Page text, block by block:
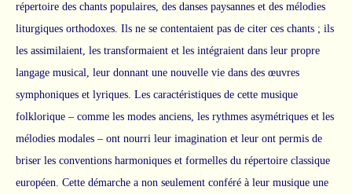
répertoire des chants populaires, des danses paysannes et des mélodies
liturgiques orthodoxes. Ils ne se contentaient pas de citer ces chants ; ils
les assimilaient, les transformaient et les intégraient dans leur propre
langage musical, leur donnant une nouvelle vie dans des œuvres
symphoniques et lyriques. Les caractéristiques de cette musique
folklorique – comme les modes anciens, les rythmes asymétriques et les
mélodies modales – ont nourri leur imagination et leur ont permis de
briser les conventions harmoniques et formelles du répertoire classique
européen. Cette démarche a non seulement conféré à leur musique une